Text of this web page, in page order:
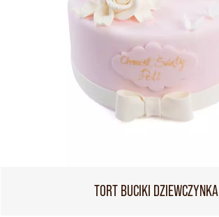
TORT BUCIKI DZIEWCZYNKA